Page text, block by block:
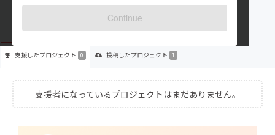
Continue
出身国：日本 出身地：未設定
支援したプロジェクト 0 投稿したプロジェクト 1
支援者になっているプロジェクトはまだありません。